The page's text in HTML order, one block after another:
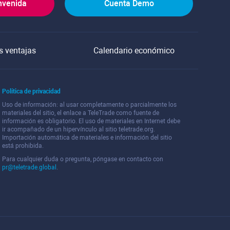
Cuenta Demo
ventajas Calendario económico
Política de privacidad
Uso de información: al usar completamente o parcialmente los
materiales del sitio, el enlace a TeleTrade como fuente de
información es obligatorio. El uso de materiales en Internet debe
ir acompañado de un hipervínculo al sitio teletrade.org.
Importación automática de materiales e información del sitio
está prohibida.
Para cualquier duda o pregunta, póngase en contacto con
pr@teletrade.global .